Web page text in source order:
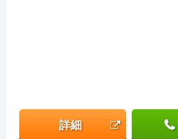
詳細